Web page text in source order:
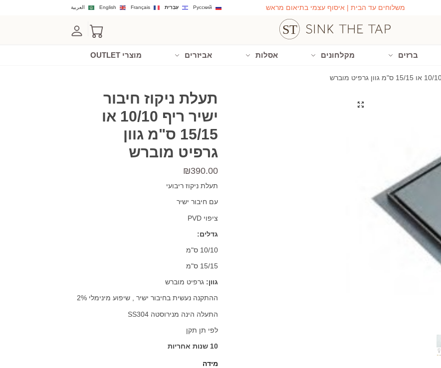
משלוחים עד הבית | איסוף עצמי בתיאום מראש العربية English Français עִבְרִית Русский
ברזים מקלחונים אסלות אביזרים מוצרי OUTLET
תעלת ניקוז חיבור
ישיר ריף 10/10 או
15/15 ס"מ גוון
גרפיט מוברש
₪390.00
תעלת ניקוז ריבועי
עם חיבור ישיר
ציפוי PVD
גדלים:
10/10 ס"מ
15/15 ס"מ
גוון: גרפיט מוברש
ההתקנה נעשית בחיבור ישיר , שיפוע מינימלי 2%
התעלה הינה מנירוסטה SS304
לפי תן תקן
10 שנות אחריות
מידה